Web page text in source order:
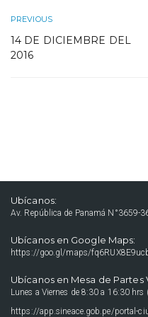
PREVIOUS
14 DE DICIEMBRE DEL
2016
Ubícanos:
Av. República de Panamá N°3659-
Ubícanos en Google Maps:
https://goo.gl/maps/
Ubícanos en Mesa de Partes
Lunes a Viernes de 8:30 a 16:30 hrs
https://app.sineace.gob.pe/portal-